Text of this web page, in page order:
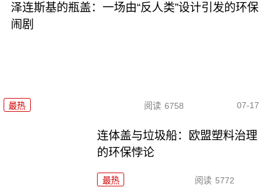
泽连斯基的瓶盖：一场由“反人类”设计引发的环保
闹剧
最热 阅读 6758 07-17
连体盖与垃圾船：欧盟塑料治理
的环保悖论
最热 阅读 5772